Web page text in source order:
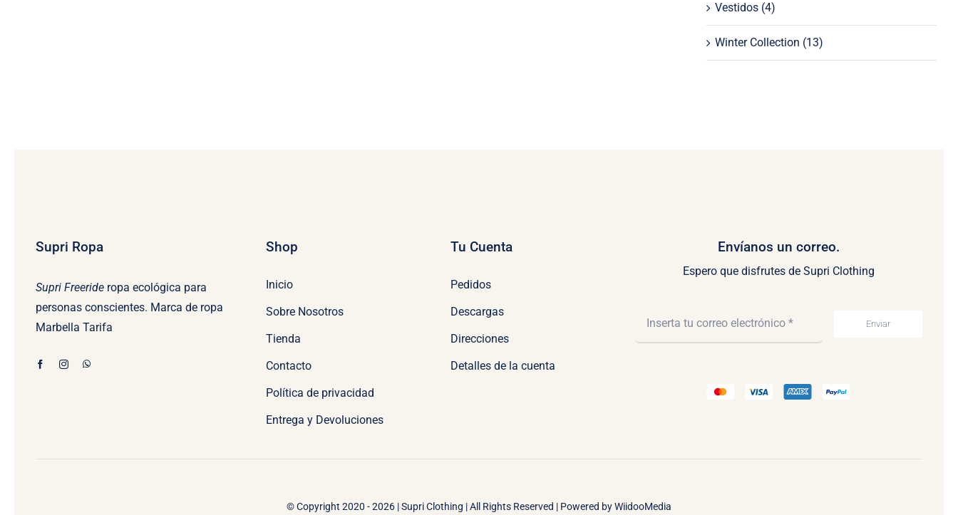
Vestidos (4)
Winter Collection (13)
Supri Ropa
Supri Freerideropa ecológica para
personas conscientes. Marca de ropa
Marbella Tarifa
Shop
Inicio
Sobre Nosotros
Tienda
Contacto
Política de privacidad
Entrega y Devoluciones
Tu Cuenta
Pedidos
Descargas
Direcciones
Detalles de la cuenta
Envíanos un correo.
Espero que disfrutes de Supri Clothing
Enviar
© Copyright 2020 - 2026 | Supri Clothing | All Rights Reserved | Powered byWiidooMedia